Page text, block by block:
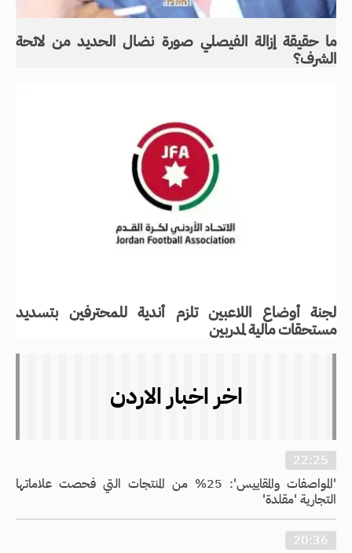
ما حقيقة إزالة الفيصلي صورة نضال الحديد من لائحة
الشرف؟
لجنة أوضاع اللاعبين تلزم أندية للمحترفين بتسديد
مستحقات مالية لمدربين
اخر اخبار الاردن
22:25
'المواصفات والمقاييس': 25% من المنتجات التي فحصت علاماتها
التجارية 'مقلدة'
20:36